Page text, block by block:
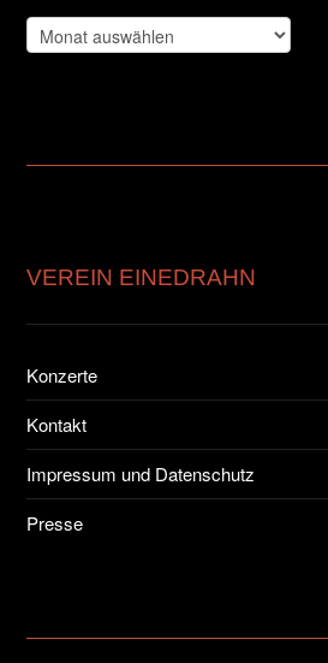
Archiv
VEREIN EINEDRAHN
Konzerte
Kontakt
Impressum und Datenschutz
Presse